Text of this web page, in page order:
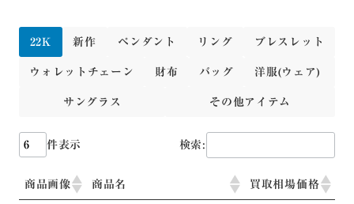
22K 新作 ペンダント リング ブレスレット
ウォレットチェーン 財布 バッグ 洋服(ウェア)
サングラス その他アイテム
件表示 検索:
商品画像 商品名 買取相場価格